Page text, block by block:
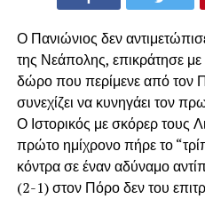
Ο Πανιώνιος δεν
της Νεάπολης, επικράτησε
δώρο που περίμενε από τον
συνεχίζει να κυνηγάει τον
Ο Ιστορικός με σκόρερ τους
πρώτο ημίχρονο πήρε το
κόντρα σε έναν αδύναμο
(2-1) στον Πόρο δεν του